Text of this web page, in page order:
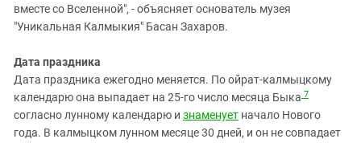
вместе со Вселенной", - объясняет основатель музея
"Уникальная Калмыкия" Басан Захаров.
Дата праздника
Дата праздника ежегодно меняется. По ойрат-калмыцкому
календарю она выпадает на 25-го число месяца Быка 7
согласно лунному календарю и знаменует начало Нового
года. В калмыцком лунном месяце 30 дней, и он не совпадает